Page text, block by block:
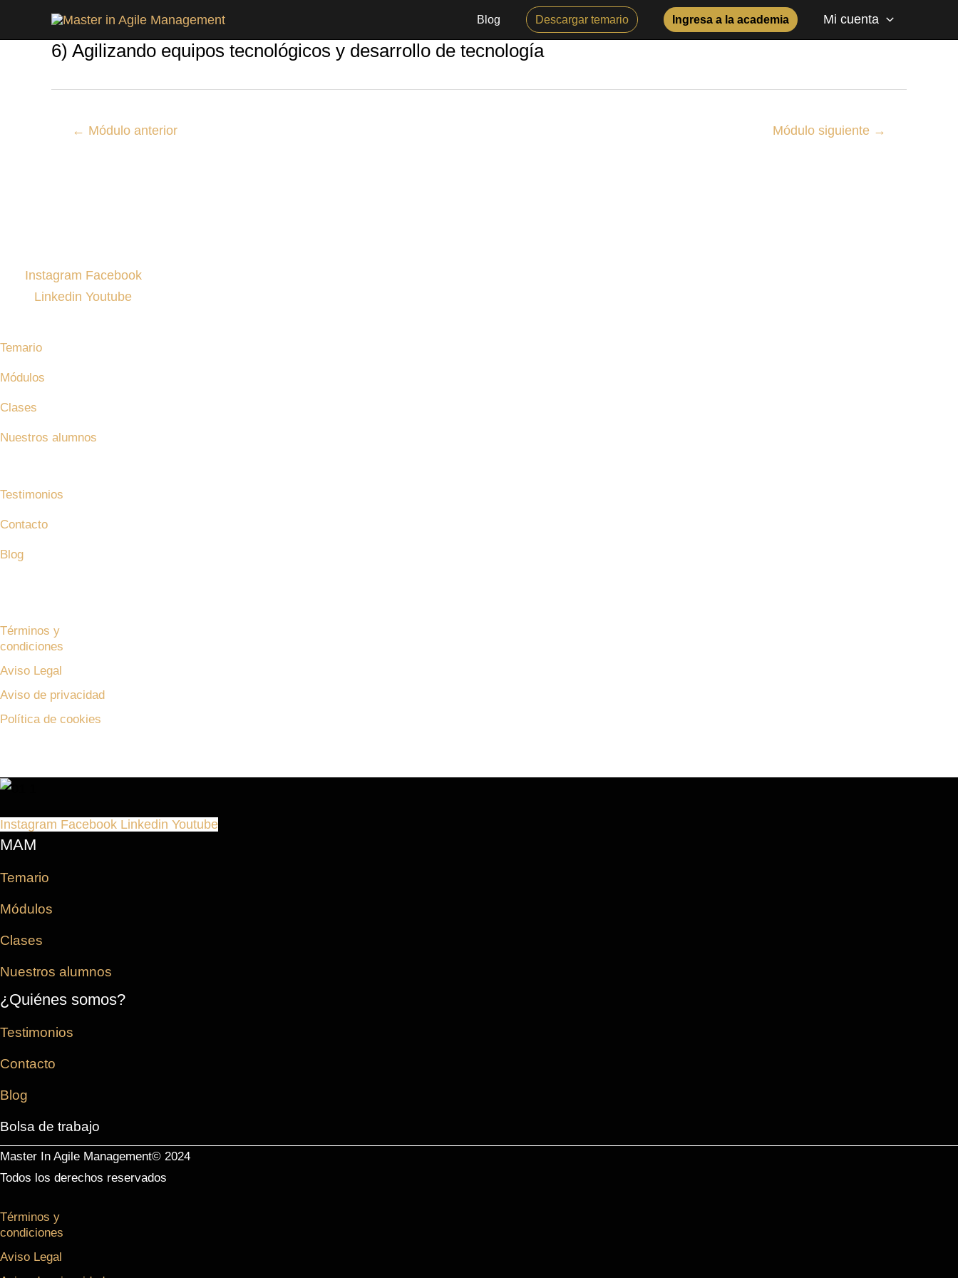
contenido
Blog Descargar temario Ingresa a la academia Mi cuenta
6) Agilizando equipos tecnológicos y desarrollo de tecnología
Post
← Módulo anterior Módulo siguiente →
Instagram Facebook
Linkedin Youtube
Temario
Módulos
Clases
Nuestros alumnos
Testimonios
Contacto
Blog
Términos y
condiciones
Aviso Legal
Aviso de privacidad
Política de cookies
Instagram Facebook Linkedin Youtube
MAM
Temario
Módulos
Clases
Nuestros alumnos
¿Quiénes somos?
Testimonios
Contacto
Blog
Bolsa de trabajo
Master In Agile Management© 2024
Todos los derechos reservados
Términos y
condiciones
Aviso Legal